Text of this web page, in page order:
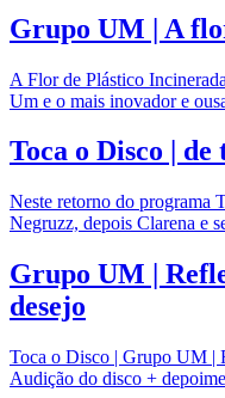
Grupo UM | A
A Flor de Plástico
Um e o mais inovador e
Toca o Disco |
Neste retorno do programa
Negruzz, depois Clarena e
Grupo UM |
desejo
Toca o Disco | Grupo UM |
Audição do disco +